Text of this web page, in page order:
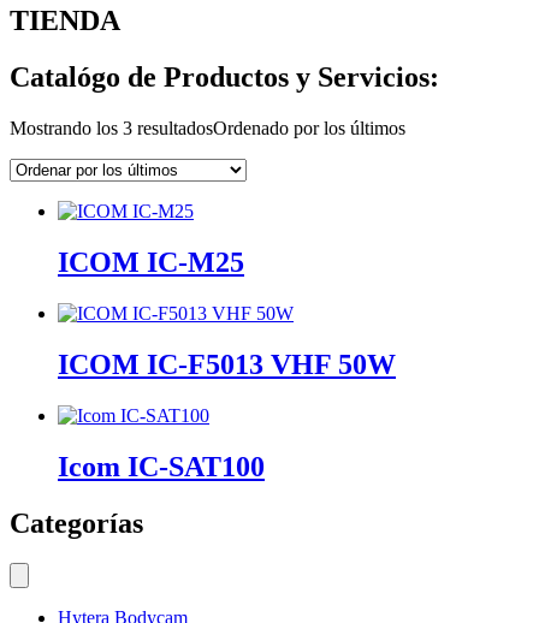
TIENDA
Catalógo de Productos y Servicios:
Mostrando los 3 resultadosOrdenado por los últimos
ICOM IC-M25
ICOM IC-F5013 VHF 50W
Icom IC-SAT100
Categorías
Hytera Bodycam